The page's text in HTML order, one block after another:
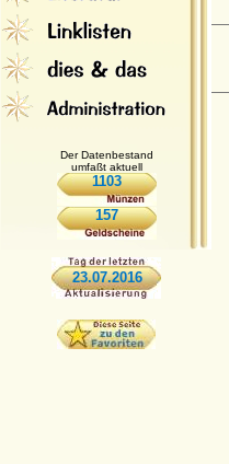
Der Datenbestand
umfaßt aktuell
1103
157
23.07.2016